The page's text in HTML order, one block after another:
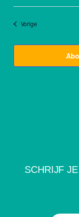
VorigeEvents
SCHRIJF